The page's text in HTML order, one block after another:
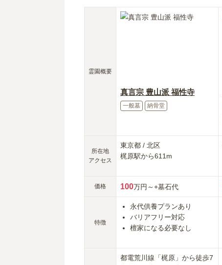
霊園概要
所在地
アクセス
価格
特徴
真言宗 豊山派 福性寺
一般墓 納骨堂
東京都 / 北区
梶原駅から611m
100万円～+墓石代
永代供養プランあり
バリアフリー対応
檀家になる必要なし
都電荒川線「梶原」から徒歩7